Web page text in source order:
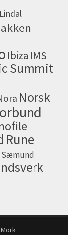
Ibiza IMS
Summit
Norsk
Rune
Sæmund
Mork